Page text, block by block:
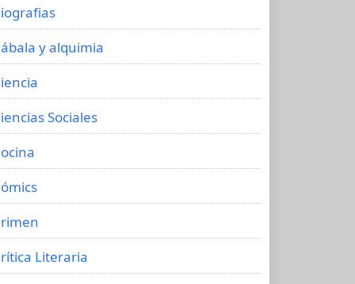
y alquimia
Sociales
Literaria